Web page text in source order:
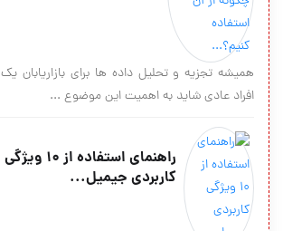
همیشه تجزیه و تحلیل داده ها برای
افراد عادی شاید به اهمیت این موضوع ...
راهنمای استفاده از ۱۰ ویژگی
کاربردی جیمیل...